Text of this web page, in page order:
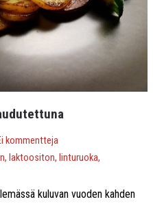
kommentteja
, laktoositon, linturuoka,
kuluvan vuoden kahden